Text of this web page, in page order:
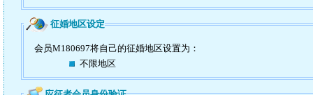
征婚地区设定
会员M180697将自己的征婚地区设置为：
不限地区